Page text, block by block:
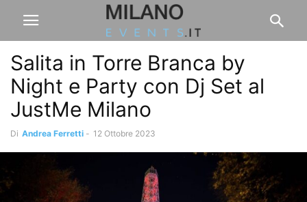
Salita in Torre Branca by
Night e Party con Dj Set al
JustMe Milano
Di Andrea Ferretti - 12 Ottobre 2023